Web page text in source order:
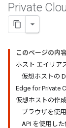
Private
このページの内
ホスト エイリア
仮想ホストの
Edge for Private
仮想ホストの作
ブラウザを使
API を使用し